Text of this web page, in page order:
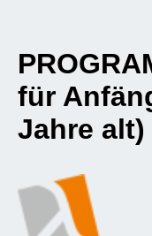
für
Jahre alt)